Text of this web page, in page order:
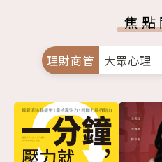
焦
理財商管 大眾心理